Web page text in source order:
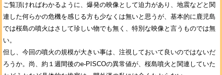
ご覧頂ければわかるように、爆発の映像として迫力があり、地震などと関
連した何らかの危機を感じる方も少なくは無いと思うが、基本的に鹿児島
では桜島の噴火はさして珍しい物でも無く、特別な映像と言うものでは無
い。
但し、今回の噴火の規模が大きい事は、注視しておいて良いのではないだ
ろうか。尚、約１週間後のe-PISCOの異常値が、桜島噴火と関連していた